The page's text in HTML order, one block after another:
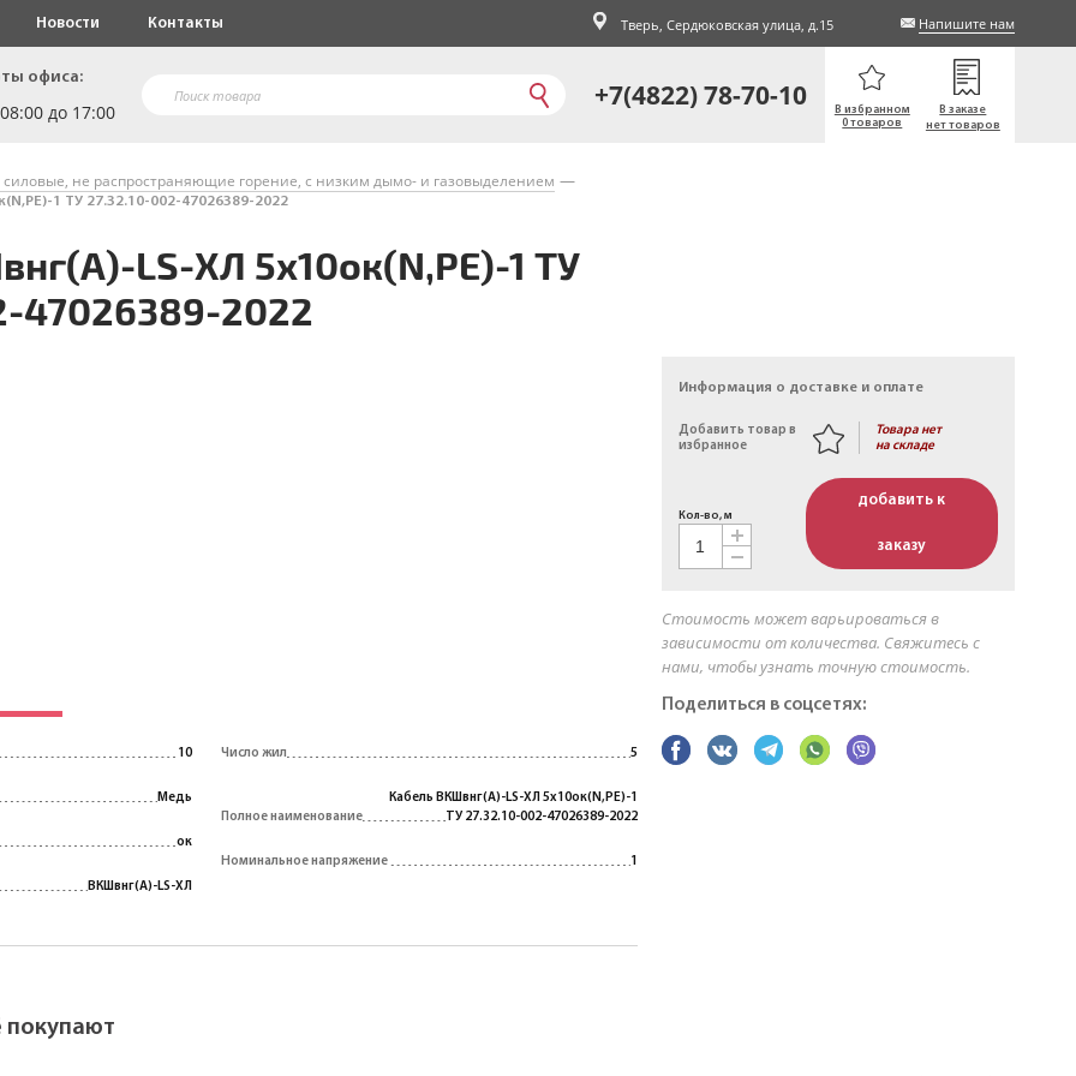
Новости Контакты Тверь, Сердюковская улица, д.15 Напишите нам
офиса:
до 17:00 +7(4822) 78-70-10
В избранном
0 товаров
В заказе
нет товаров
силовые, не распространяющие горение, с низким дымо- и газовыделением
1 ТУ 27.32.10-002-47026389-2022
LS-ХЛ 5х10ок(N,PE)-1 ТУ
47026389-2022
Информация о доставке и оплате
Добавить товар в
избранное
Товара нет
на складе
Кол-во, м
добавить к
заказу
Стоимость может варьироваться в
зависимости от количества. Свяжитесь с
нами, чтобы узнать точную стоимость.
Поделиться в соцсетях:
10
Медь
ок
ВКШвнг(A)-LS-ХЛ
Число жил 5
Полное наименование
Кабель ВКШвнг(A)-LS-ХЛ 5х10ок(N,PE)-1
ТУ 27.32.10-002-47026389-2022
Номинальное напряжение 1
покупают